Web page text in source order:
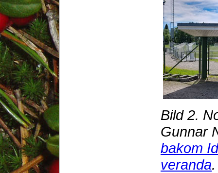
Bild 2.
Gunnar
bakom
veranda.